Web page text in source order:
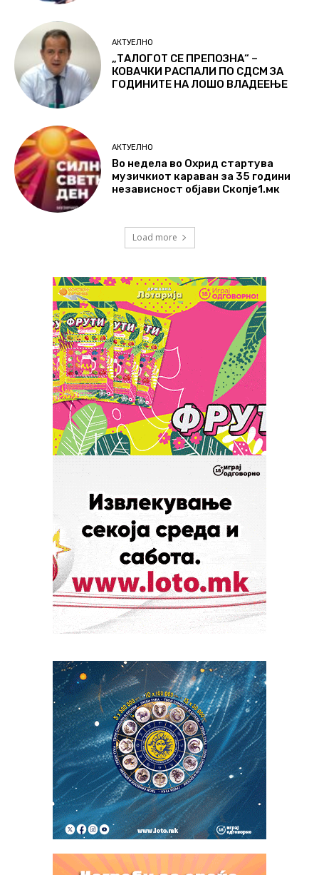
АКТУЕЛНО
„ТАЛОГОТ СЕ ПРЕПОЗНА“ –
КОВАЧКИ РАСПАЛИ ПО СДСМ ЗА
ГОДИНИТЕ НА ЛОШО ВЛАДЕЕЊЕ
АКТУЕЛНО
Во недела во Охрид стартува
музичкиот караван за 35 години
независност објави Скопје1.мк
Load more